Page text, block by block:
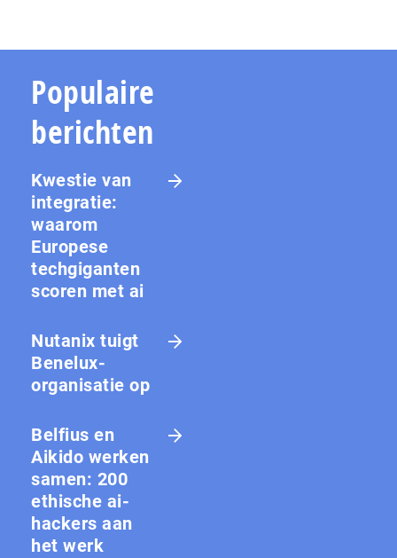
Populaire
berichten
Kwestie van
integratie:
waarom
Europese
techgiganten
scoren met ai
Nutanix tuigt
Benelux-
organisatie op
Belfius en
Aikido werken
samen: 200
ethische ai-
hackers aan
het werk